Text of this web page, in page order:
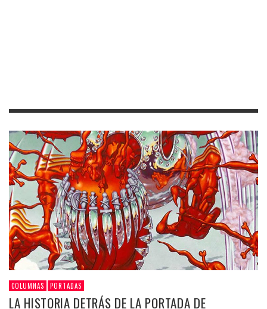
COLUMNAS PORTADAS
LA HISTORIA DETRÁS DE LA PORTADA DE